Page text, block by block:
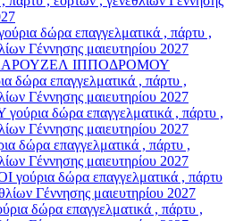
δώρα επαγγελματικά , πάρτυ ,
Γέννησης μαιευτηρίου 2027
ΙΠΠΟΔΡΟΜΟΥ
δώρα επαγγελματικά , πάρτυ ,
Γέννησης μαιευτηρίου 2027
δώρα επαγγελματικά , πάρτυ ,
Γέννησης μαιευτηρίου 2027
δώρα επαγγελματικά , πάρτυ ,
Γέννησης μαιευτηρίου 2027
δώρα επαγγελματικά , πάρτυ
Γέννησης μαιευτηρίου 2027
δώρα επαγγελματικά , πάρτυ ,